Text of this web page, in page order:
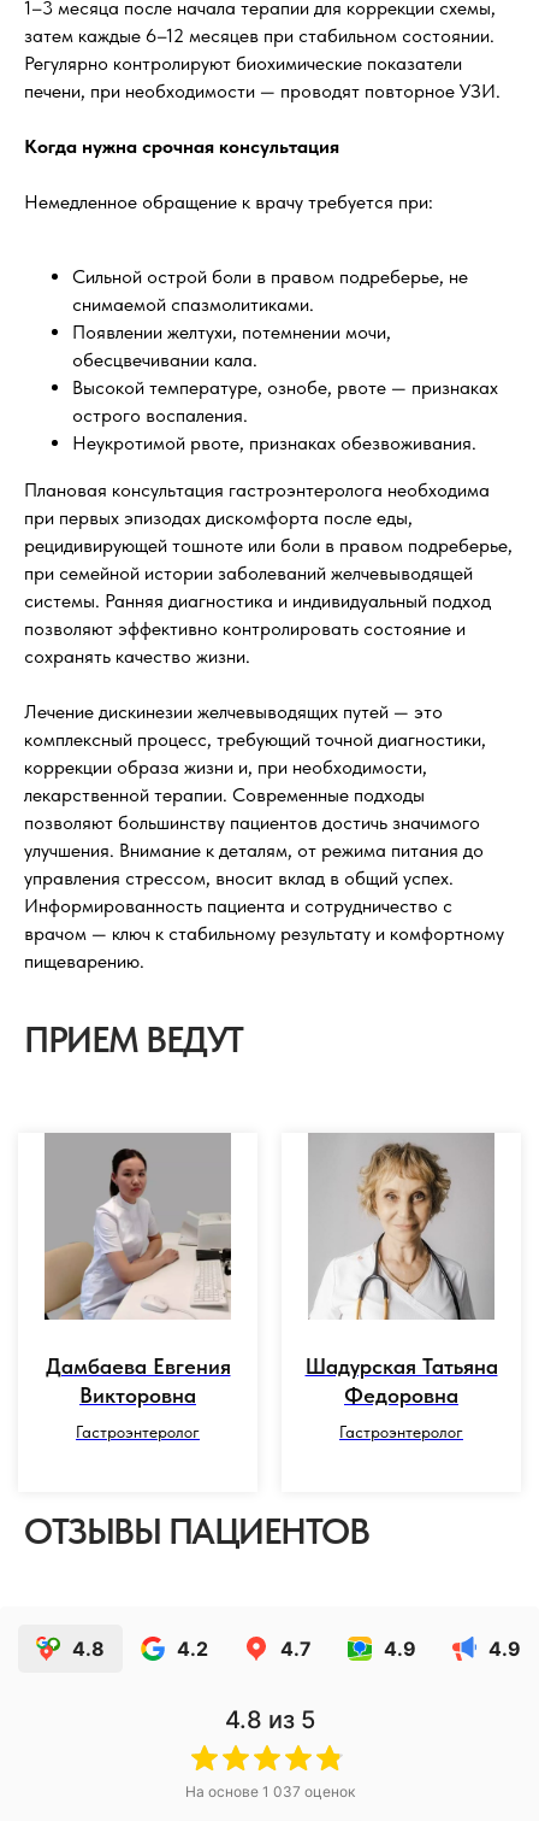
1–3 месяца после начала терапии для коррекции схемы,
затем каждые 6–12 месяцев при стабильном состоянии.
Регулярно контролируют биохимические показатели
печени, при необходимости — проводят повторное УЗИ.
Когда нужна срочная консультация
Немедленное обращение к врачу требуется при:
Сильной острой боли в правом подреберье, не
снимаемой спазмолитиками.
Появлении желтухи, потемнении мочи,
обесцвечивании кала.
Высокой температуре, ознобе, рвоте — признаках
острого воспаления.
Неукротимой рвоте, признаках обезвоживания.
Плановая консультация гастроэнтеролога необходима
при первых эпизодах дискомфорта после еды,
рецидивирующей тошноте или боли в правом подреберье,
при семейной истории заболеваний желчевыводящей
системы. Ранняя диагностика и индивидуальный подход
позволяют эффективно контролировать состояние и
сохранять качество жизни.
Лечение дискинезии желчевыводящих путей — это
комплексный процесс, требующий точной диагностики,
коррекции образа жизни и, при необходимости,
лекарственной терапии. Современные подходы
позволяют большинству пациентов достичь значимого
улучшения. Внимание к деталям, от режима питания до
управления стрессом, вносит вклад в общий успех.
Информированность пациента и сотрудничество с
врачом — ключ к стабильному результату и комфортному
пищеварению.
ПРИЕМ ВЕДУТ
Дамбаева Евгения
Викторовна
Гастроэнтеролог
Шадурская Татьяна
Федоровна
Гастроэнтеролог
ОТЗЫВЫ ПАЦИЕНТОВ
4.8 4.2 4.7 4.9 4.9
4.8 из 5
На основе 1 037 оценок